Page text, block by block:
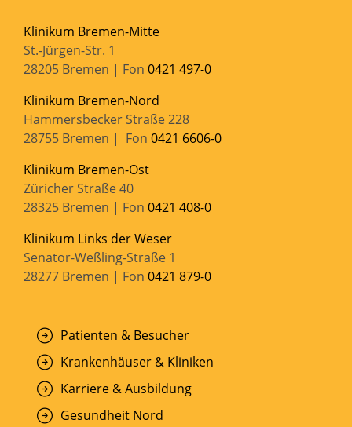
Klinikum Bremen-Mitte
St.-Jürgen-Str. 1
28205 Bremen | Fon 0421 497-0
Klinikum Bremen-Nord
Hammersbecker Straße 228
28755 Bremen | Fon 0421 6606-0
Klinikum Bremen-Ost
Züricher Straße 40
28325 Bremen | Fon 0421 408-0
Klinikum Links der Weser
Senator-Weßling-Straße 1
28277 Bremen | Fon 0421 879-0
Patienten & Besucher
Krankenhäuser & Kliniken
Karriere & Ausbildung
Gesundheit Nord